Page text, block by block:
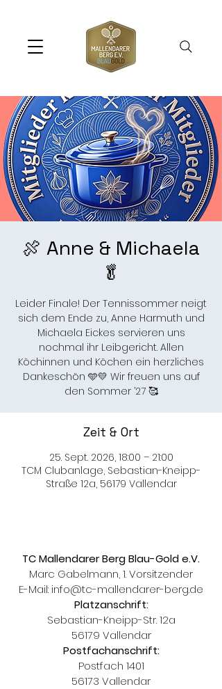
🍖 Anne & Michaela
🥬
Leider Finale! Der Tennissommer neigt
sich dem Ende zu, Anne Harmuth und
Michaela Eickes servieren uns
nochmal ihr Leibgericht. Allen
Köchinnen und Köchen ein herzliches
Dankeschön 🩵💛 Wir freuen uns auf
den Sommer ’27 🥰
Zeit & Ort
25. Sept. 2026, 18:00 – 21:00
TCM Clubanlage, Sebastian-Kneipp-
Straße 12a, 56179 Vallendar
TC Mallendarer Berg Blau-Gold e.V.
Marc Gabelmann, 1. Vorsitzender
E-Mail: info@tc-mallendarer-berg.de
Platzanschrift:
Sebastian-Kneipp-Str. 12a
56179 Vallendar
Postfachanschrift:
Postfach 1401
56173 Vallendar